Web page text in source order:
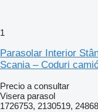
1
Parasolar Interior
Scania – Coduri
Precio a consultar
Visera parasol
1726753, 2130519,